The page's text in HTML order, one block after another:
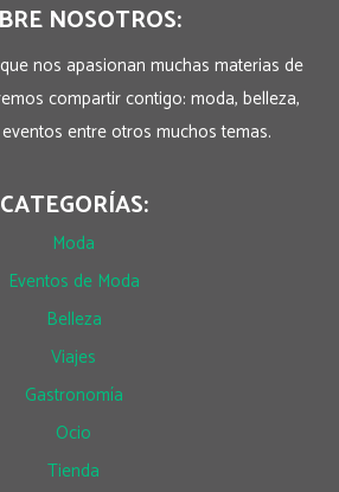
NOSOTROS:
nos apasionan muchas materias de
compartir contigo: moda, belleza,
entre otros muchos temas.
CATEGORÍAS:
Moda
Eventos de Moda
Belleza
Viajes
Gastronomía
Ocio
Tienda